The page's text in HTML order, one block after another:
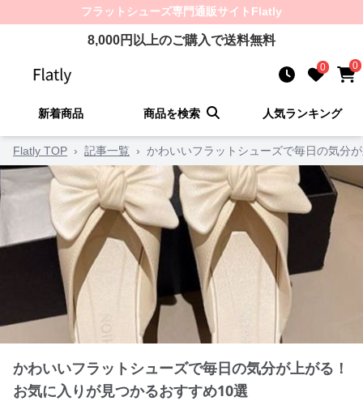
フラットシューズ専門通販サイト Flatly
8,000円以上のご購入で送料無料
0 0
新着商品 商品を検索 人気ランキング
Flatly TOP › 記事一覧 › かわいいフラットシューズで毎日の気分
かわいいフラットシューズで毎日の気分が上がる！
お気に入りが見つかるおすすめ10選